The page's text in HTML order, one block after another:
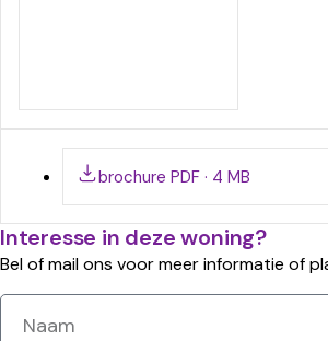
brochure PDF · 4 MB
Interesse in deze woning?
Bel of mail ons voor meer informatie of